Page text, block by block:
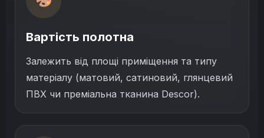
Вартість полотна
Залежить від площі приміщення та типу
матеріалу (матовий, сатиновий, глянцевий
ПВХ чи преміальна тканина Descor).